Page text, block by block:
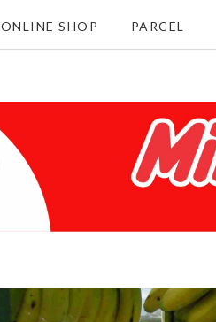
ONLINE SHOP PARCEL